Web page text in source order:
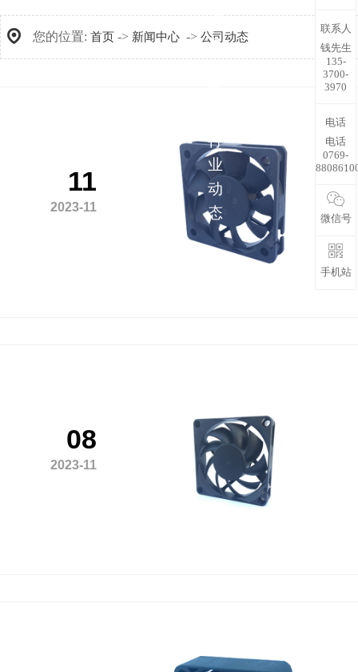
您
了
行
业
动
态
您的位置: 首页 -> 新闻中心 -> 公司动态
11
2023-11
08
2023-11
联系人
钱先生
135-
3700-
3970
电话
电话
0769-
微信号
手机站